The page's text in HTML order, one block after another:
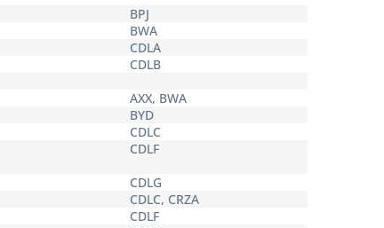
BPJ
BWA
CDLA
CDLB
AXX, BWA
BYD
CDLC
CDLF
CDLG
CDLC, CRZA
CDLF